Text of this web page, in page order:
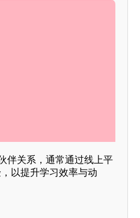
伴关系，通常通过线上平
以提升学习效率与动